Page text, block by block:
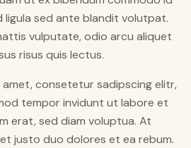
ligula sed ante blandit volutpat.
vulputate, odio arcu aliquet
risus quis lectus.
consetetur sadipscing elitr,
tempor invidunt ut labore et
erat, sed diam voluptua. At
justo duo dolores et ea rebum.